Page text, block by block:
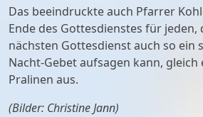
Das beeindruckte auch Pfarrer
Ende des Gottesdienstes für jeden,
nächsten Gottesdienst auch so ein
Nacht-Gebet aufsagen kann, gleich
Pralinen aus.
(Bilder: Christine Jann)